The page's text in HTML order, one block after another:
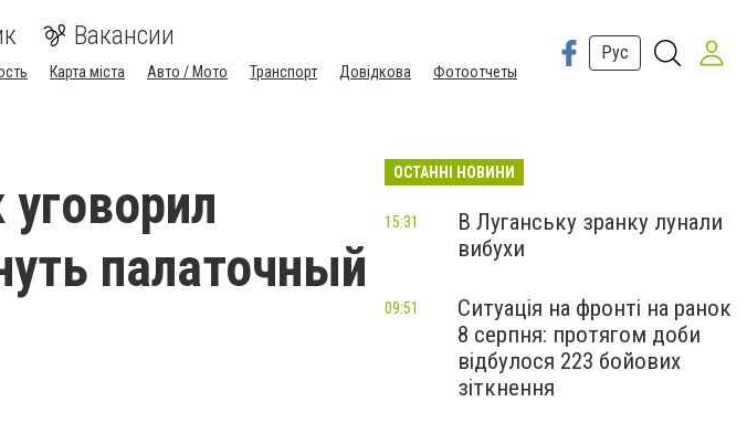
Вакансии
Карта міста Авто / Мото Транспорт Довідкова Фотоотчеты
Рус
палаточный
ОСТАННІ НОВИНИ
В Луганську зранку лунали
вибухи
15:31
Ситуація на фронті на ранок
8 серпня: протягом доби
відбулося 223 бойових
зіткнення
09:51